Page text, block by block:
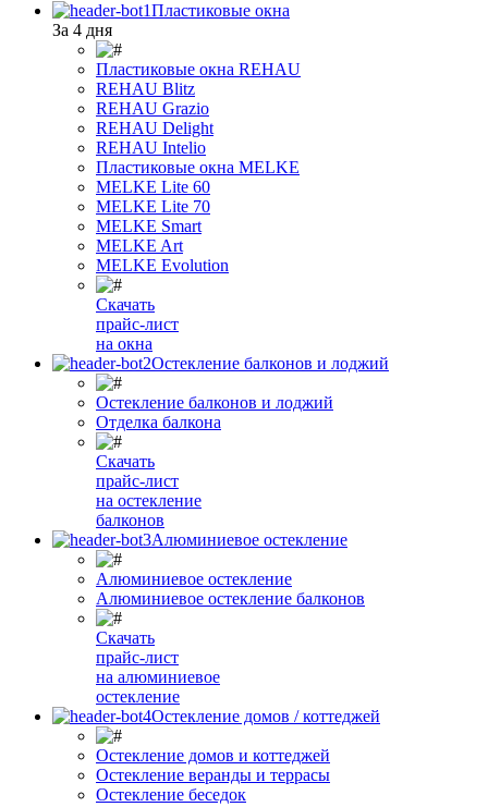
Пластиковые окна
За 4 дня
Пластиковые окна REHAU
REHAU Blitz
REHAU Grazio
REHAU Delight
REHAU Intelio
Пластиковые окна MELKE
MELKE Lite 60
MELKE Lite 70
MELKE Smart
MELKE Art
MELKE Evolution
Скачать
прайс-лист
на окна
Остекление балконов и лоджий
Остекление балконов и лоджий
Отделка балкона
Скачать
прайс-лист
на остекление
балконов
Алюминиевое остекление
Алюминиевое остекление
Алюминиевое остекление балконов
Скачать
прайс-лист
на алюминиевое
остекление
Остекление домов / коттеджей
Остекление домов и коттеджей
Остекление веранды и террасы
Остекление беседок